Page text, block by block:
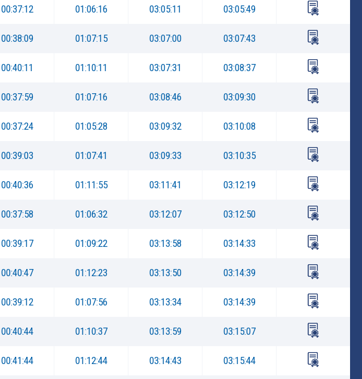
00:37:12 01:06:16 03:05:11 03:05:49
00:38:09 01:07:15 03:07:00 03:07:43
00:40:11 01:10:11 03:07:31 03:08:37
00:37:59 01:07:16 03:08:46 03:09:30
00:37:24 01:05:28 03:09:32 03:10:08
00:39:03 01:07:41 03:09:33 03:10:35
00:40:36 01:11:55 03:11:41 03:12:19
00:37:58 01:06:32 03:12:07 03:12:50
00:39:17 01:09:22 03:13:58 03:14:33
00:40:47 01:12:23 03:13:50 03:14:39
00:39:12 01:07:56 03:13:34 03:14:39
00:40:44 01:10:37 03:13:59 03:15:07
00:41:44 01:12:44 03:14:43 03:15:44